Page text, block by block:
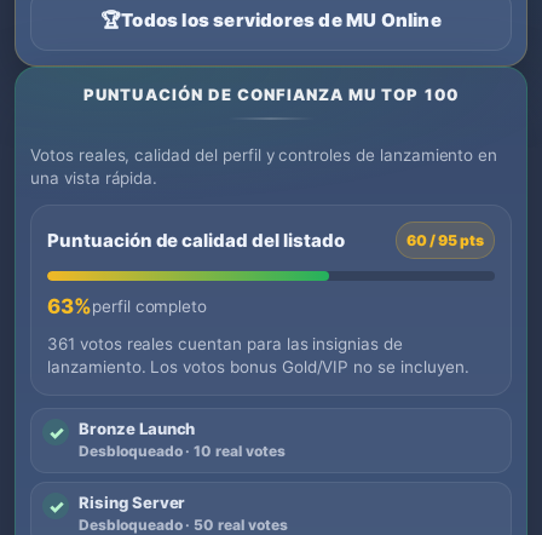
🏆Todos los servidores de MU Online
PUNTUACIÓN DE CONFIANZA MU TOP 100
Votos reales, calidad del perfil y controles de lanzamiento en
una vista rápida.
Puntuación de calidad del listado 60 / 95 pts
63%perfil completo
361 votos reales cuentan para las insignias de
lanzamiento. Los votos bonus Gold/VIP no se incluyen.
✓ Bronze Launch
Desbloqueado · 10 real votes
✓ Rising Server
Desbloqueado · 50 real votes